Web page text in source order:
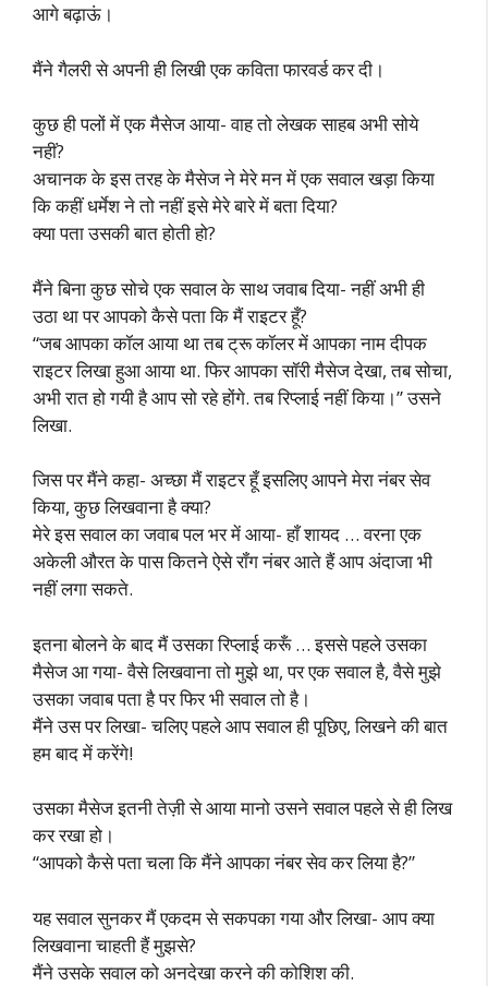
आगे बढ़ाऊं।
मैंने गैलरी से अपनी ही लिखी एक कविता फारवर्ड कर दी।
कुछ ही पलों में एक मैसेज आया- वाह तो लेखक साहब अभी सोये
नहीं?
अचानक के इस तरह के मैसेज ने मेरे मन में एक सवाल खड़ा किया
कि कहीं धर्मेश ने तो नहीं इसे मेरे बारे में बता दिया?
क्या पता उसकी बात होती हो?
मैंने बिना कुछ सोचे एक सवाल के साथ जवाब दिया- नहीं अभी ही
उठा था पर आपको कैसे पता कि मैं राइटर हूँ?
“जब आपका कॉल आया था तब ट्रू कॉलर में आपका नाम दीपक
राइटर लिखा हुआ आया था. फिर आपका सॉरी मैसेज देखा, तब सोचा,
अभी रात हो गयी है आप सो रहे होंगे. तब रिप्लाई नहीं किया।” उसने
लिखा.
जिस पर मैंने कहा- अच्छा मैं राइटर हूँ इसलिए आपने मेरा नंबर सेव
किया, कुछ लिखवाना है क्या?
मेरे इस सवाल का जवाब पल भर में आया- हाँ शायद … वरना एक
अकेली औरत के पास कितने ऐसे रॉंग नंबर आते हैं आप अंदाजा भी
नहीं लगा सकते.
इतना बोलने के बाद मैं उसका रिप्लाई करूँ … इससे पहले उसका
मैसेज आ गया- वैसे लिखवाना तो मुझे था, पर एक सवाल है, वैसे मुझे
उसका जवाब पता है पर फिर भी सवाल तो है।
मैंने उस पर लिखा- चलिए पहले आप सवाल ही पूछिए, लिखने की बात
हम बाद में करेंगे!
उसका मैसेज इतनी तेज़ी से आया मानो उसने सवाल पहले से ही लिख
कर रखा हो।
“आपको कैसे पता चला कि मैंने आपका नंबर सेव कर लिया है?”
यह सवाल सुनकर मैं एकदम से सकपका गया और लिखा- आप क्या
लिखवाना चाहती हैं मुझसे?
मैंने उसके सवाल को अनदेखा करने की कोशिश की.